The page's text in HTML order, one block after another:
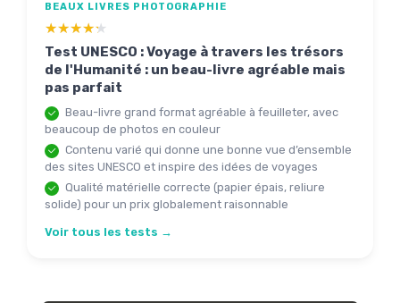
BEAUX LIVRES PHOTOGRAPHIE
★★★★★
★★★★★
Test UNESCO : Voyage à travers les trésors
de l'Humanité : un beau-livre agréable mais
pas parfait
Beau-livre grand format agréable à feuilleter, avec
beaucoup de photos en couleur
Contenu varié qui donne une bonne vue d’ensemble
des sites UNESCO et inspire des idées de voyages
Qualité matérielle correcte (papier épais, reliure
solide) pour un prix globalement raisonnable
Voir tous les tests →